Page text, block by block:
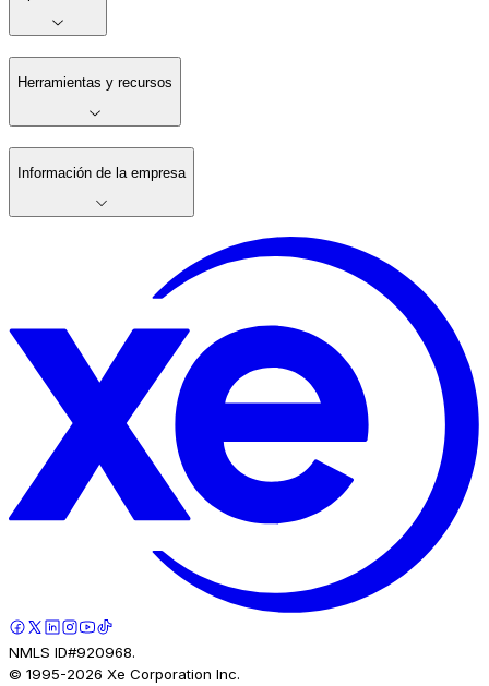
Herramientas y recursos
Información de la empresa
NMLS ID#920968.
© 1995-2026 Xe Corporation Inc.